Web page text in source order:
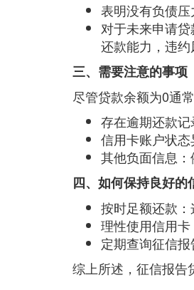
表明没有负债压
对于未来申请
还款能力，违约
三、需要注意的事项
尽管贷款余额为0通
存在逾期还款
信用卡账户状
其他负面信息
四、如何保持良好的
按时足额还款：
理性使用信用卡
定期查询征信
综上所述，征信报告